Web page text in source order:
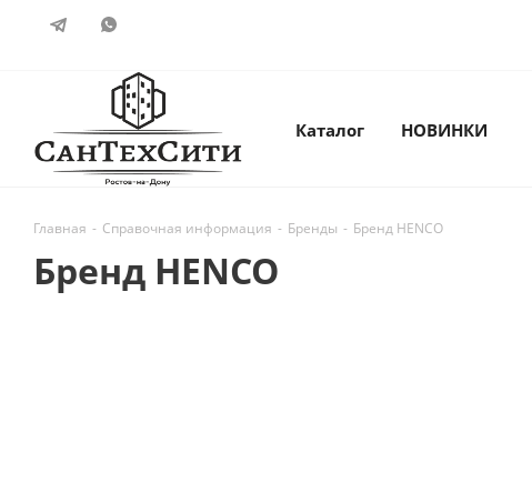
Каталог НОВИНКИ
Главная - Справочная информация - Бренды - Бренд HENCO
Бренд HENCO